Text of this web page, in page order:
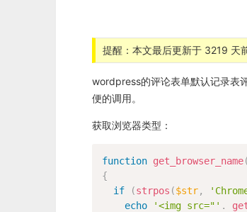
提醒：本文最后更新于 3219 天
wordpress的评论表单默认记录表
便的调用。
获取浏览器类型：
function get_browser_name(
{
if
(strpos ($str,
echo
'<img src="' .